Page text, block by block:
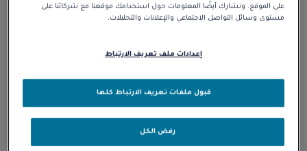
سوار Force 10
د.إ 16.010,00
الاتصال بنا
التوافر في المتجر
على الموقع. ونشارك أيضًا المعلومات حول استخدامك موقعنا مع شركائنا على
مستوى وسائل التواصل الاجتماعي والإعلانات والتحليلات.
إعدادات ملف تعريف الارتباط
رفض الكل
قبول ملفات تعريف الارتباط كلها